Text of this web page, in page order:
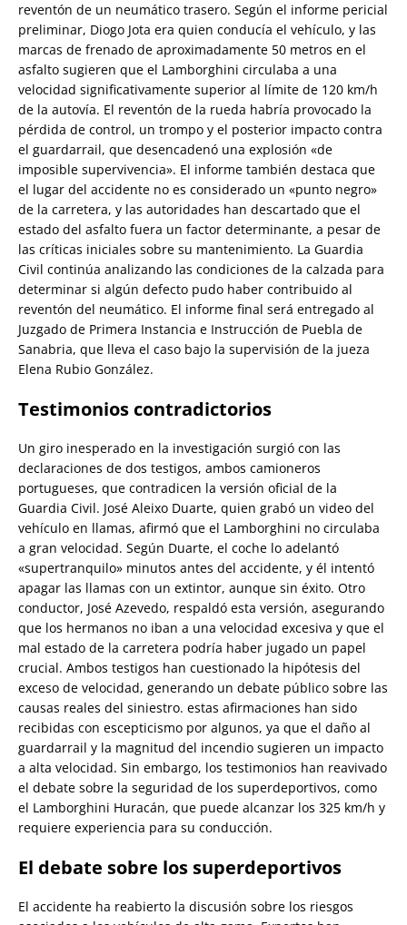
reventón de un neumático trasero. Según el informe pericial
preliminar, Diogo Jota era quien conducía el vehículo, y las
marcas de frenado de aproximadamente 50 metros en el
asfalto sugieren que el Lamborghini circulaba a una
velocidad significativamente superior al límite de 120 km/h
de la autovía. El reventón de la rueda habría provocado la
pérdida de control, un trompo y el posterior impacto contra
el guardarrail, que desencadenó una explosión «de
imposible supervivencia». El informe también destaca que
el lugar del accidente no es considerado un «punto negro»
de la carretera, y las autoridades han descartado que el
estado del asfalto fuera un factor determinante, a pesar de
las críticas iniciales sobre su mantenimiento. La Guardia
Civil continúa analizando las condiciones de la calzada para
determinar si algún defecto pudo haber contribuido al
reventón del neumático. El informe final será entregado al
Juzgado de Primera Instancia e Instrucción de Puebla de
Sanabria, que lleva el caso bajo la supervisión de la jueza
Elena Rubio González.
Testimonios contradictorios
Un giro inesperado en la investigación surgió con las
declaraciones de dos testigos, ambos camioneros
portugueses, que contradicen la versión oficial de la
Guardia Civil. José Aleixo Duarte, quien grabó un video del
vehículo en llamas, afirmó que el Lamborghini no circulaba
a gran velocidad. Según Duarte, el coche lo adelantó
«supertranquilo» minutos antes del accidente, y él intentó
apagar las llamas con un extintor, aunque sin éxito. Otro
conductor, José Azevedo, respaldó esta versión, asegurando
que los hermanos no iban a una velocidad excesiva y que el
mal estado de la carretera podría haber jugado un papel
crucial. Ambos testigos han cuestionado la hipótesis del
exceso de velocidad, generando un debate público sobre las
causas reales del siniestro. estas afirmaciones han sido
recibidas con escepticismo por algunos, ya que el daño al
guardarrail y la magnitud del incendio sugieren un impacto
a alta velocidad. Sin embargo, los testimonios han reavivado
el debate sobre la seguridad de los superdeportivos, como
el Lamborghini Huracán, que puede alcanzar los 325 km/h y
requiere experiencia para su conducción.
El debate sobre los superdeportivos
El accidente ha reabierto la discusión sobre los riesgos